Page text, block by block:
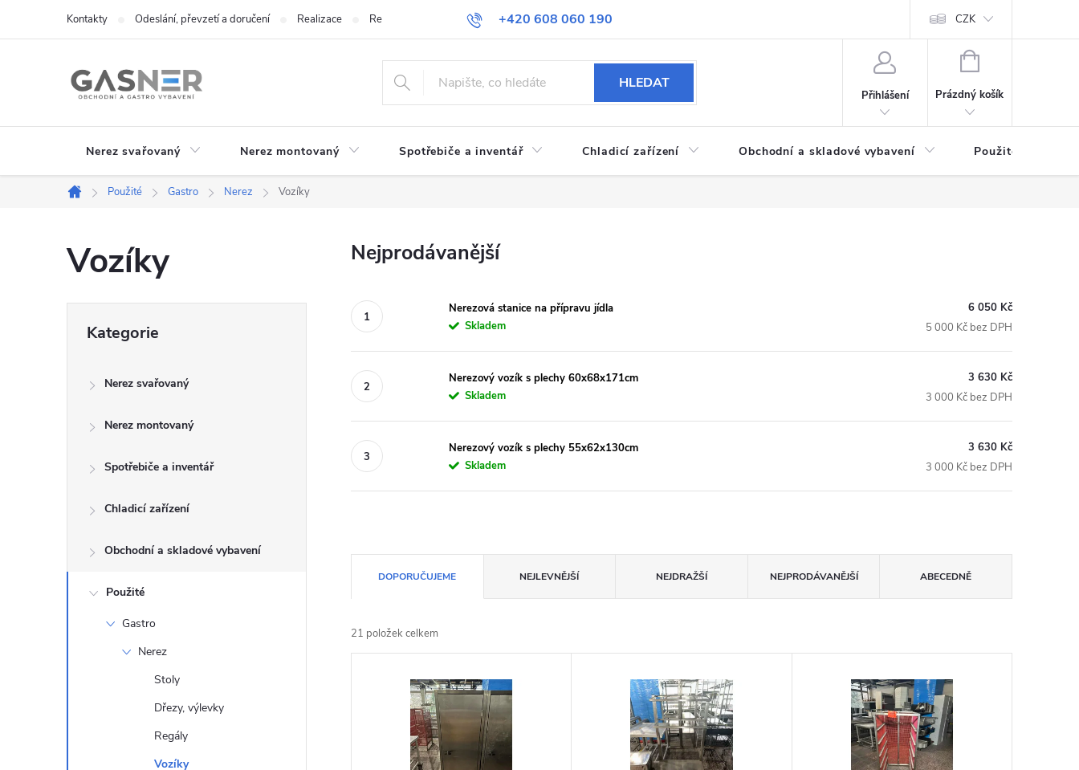
+420 608 060 190
Kontakty Odeslání, převzetí a doručení Realizace Reklamace a vrácení zboží Obchodní podmínky CZK
HLEDAT
Přihlášení
NÁKUPNÍ
Prázdný košík
Nerez svařovaný Nerez montovaný Spotřebiče a inventář Chladicí zařízení Obchodní a skladové vybavení Použité
Domů
Použité Gastro Nerez Vozíky
Vozíky
n
kategorie
Kategorie
Nerez svařovaný
Nerez montovaný
Spotřebiče a inventář
Chladicí zařízení
Obchodní a skladové vybavení
Použité
Gastro
Nerez
Stoly
Dřezy, výlevky
Regály
Vozíky
Nejprodávanější
Nerezová stanice na přípravu jídla
Skladem
6 050 Kč
5 000 Kč bez DPH
Nerezový vozík s plechy 60x68x171cm
Skladem
3 630 Kč
3 000 Kč bez DPH
Nerezový vozík s plechy 55x62x130cm
Skladem
3 630 Kč
3 000 Kč bez DPH
a
z
DOPORUČUJEME NEJLEVNĚJŠÍ NEJDRAŽŠÍ NEJPRODÁVANĚJŠÍ ABECEDNĚ
21 položek celkem